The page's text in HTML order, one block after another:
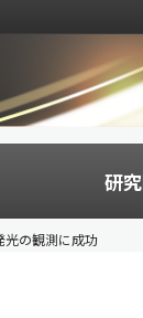
研
光の観測に成功